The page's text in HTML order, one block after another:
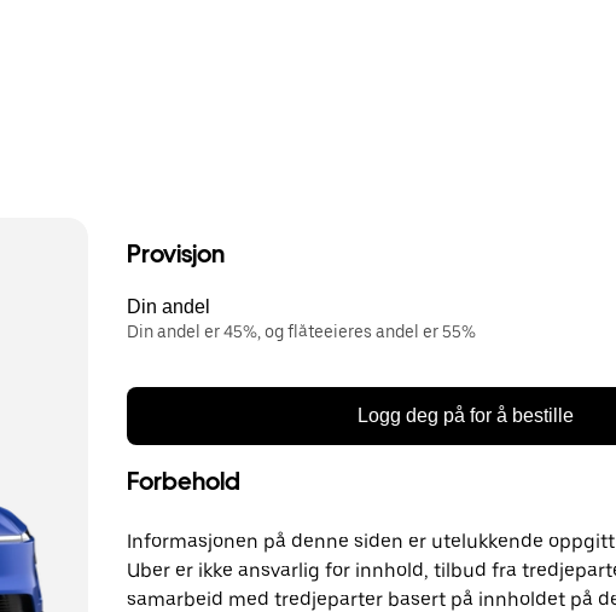
Provisjon
Din andel
Din andel er 45%, og flåteeieres andel er 55%
Logg deg på for å bestille
Forbehold
Informasjonen på denne siden er utelukkende
Uber er ikke ansvarlig for innhold, tilbud fra
samarbeid med tredjeparter basert på innholdet på